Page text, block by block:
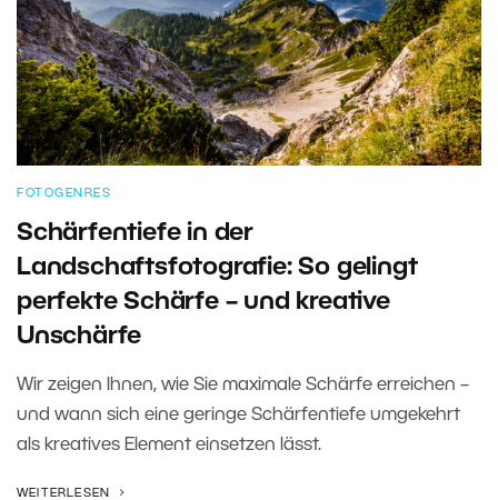
FOTOGENRES
Schärfentiefe in der
Landschaftsfotografie: So gelingt
perfekte Schärfe – und kreative
Unschärfe
Wir zeigen Ihnen, wie Sie maximale Schärfe erreichen –
und wann sich eine geringe Schärfentiefe umgekehrt
als kreatives Element einsetzen lässt.
WEITERLESEN